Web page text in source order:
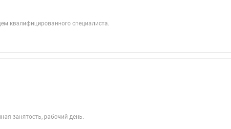
квалифицированного специалиста.
занятость, рабочий день.